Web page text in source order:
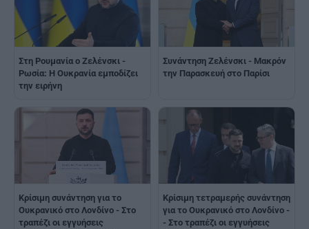
Στη Ρουμανία ο Ζελένσκι -
Ρωσία: Η Ουκρανία εμποδίζει
την ειρήνη
Συνάντηση Ζελένσκι - Μακρόν
την Παρασκευή στο Παρίσι
Κρίσιμη συνάντηση για το
Ουκρανικό στο Λονδίνο - Στο
τραπέζι οι εγγυήσεις
Κρίσιμη τετραμερής συνάντηση
για το Ουκρανικό στο Λονδίνο -
- Στο τραπέζι οι εγγυήσεις